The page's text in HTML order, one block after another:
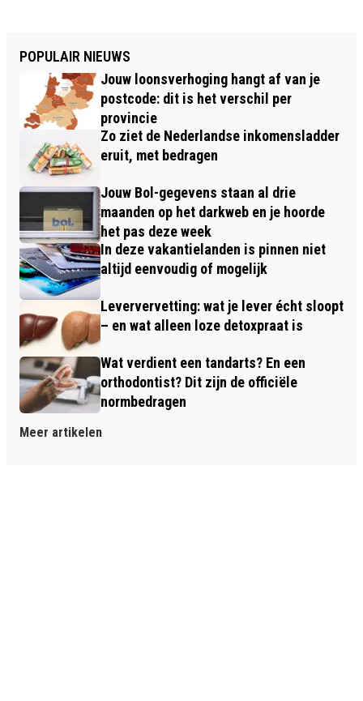
POPULAIR NIEUWS
Jouw loonsverhoging hangt af van je
postcode: dit is het verschil per
provincie
Zo ziet de Nederlandse inkomensladder
eruit, met bedragen
Jouw Bol-gegevens staan al drie
maanden op het darkweb en je hoorde
het pas deze week
In deze vakantielanden is pinnen niet
altijd eenvoudig of mogelijk
Leververvetting: wat je lever écht sloopt
– en wat alleen loze detoxpraat is
Wat verdient een tandarts? En een
orthodontist? Dit zijn de officiële
normbedragen
Meer artikelen